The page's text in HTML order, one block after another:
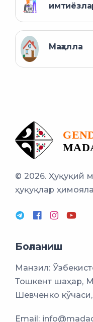
Маҳалла
© 2026. Ҳуқуқий
ҳуқуқлар
Боғланиш
Манзил:
Тошкент шаҳар,
Шевченко
Email: